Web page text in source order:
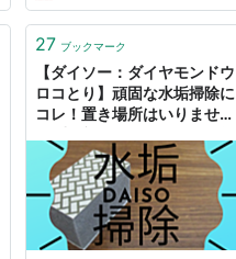
27 ブックマーク
【ダイソー：ダイヤモンドウ
ロコとり】頑固な水垢掃除に
コレ！置き場所はいりません
りつき、洗面台に馴染むアイ
デアグッズ。 - ＼だすがさき
ぶろぐ／